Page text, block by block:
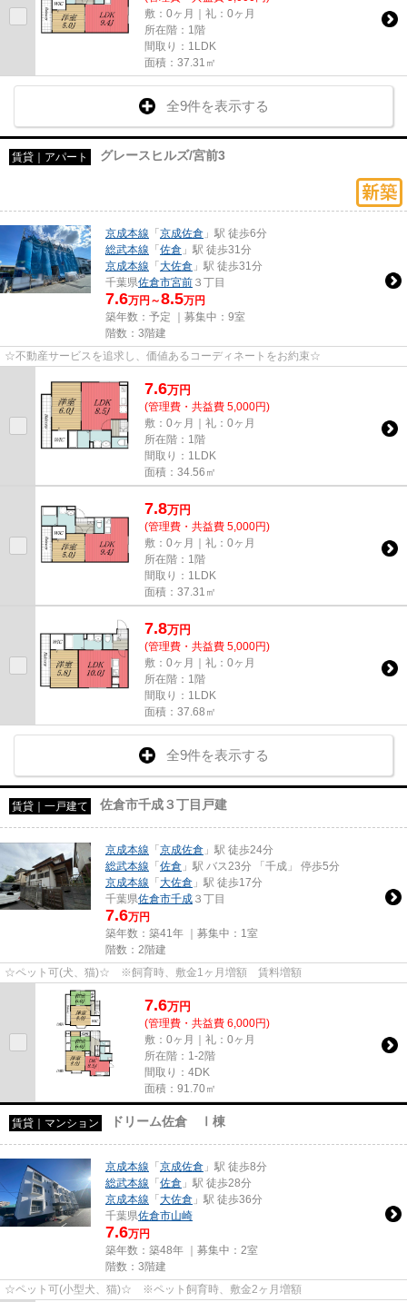
敷：0ヶ月｜礼：0ヶ月
所在階：1階
間取り：1LDK
面積：37.31㎡
全9件を表示する
賃貸｜アパート グレースヒルズ/宮前3
京成本線 「京成佐倉 」駅 徒歩6分
総武本線 「佐倉 」駅 徒歩31分
京成本線 「大佐倉 」駅 徒歩31分
千葉県佐倉市宮前 ３丁目
7.6万円～8.5万円
築年数：予定 ｜募集中： 9室
階数：3階建
☆不動産サービスを追求し、価値あるコーディネートをお約束☆
7.6万円
(管理費・共益費 5,000円)
敷：0ヶ月｜礼：0ヶ月
所在階：1階
間取り：1LDK
面積：34.56㎡
7.8万円
(管理費・共益費 5,000円)
敷：0ヶ月｜礼：0ヶ月
所在階：1階
間取り：1LDK
面積：37.31㎡
7.8万円
(管理費・共益費 5,000円)
敷：0ヶ月｜礼：0ヶ月
所在階：1階
間取り：1LDK
面積：37.68㎡
全9件を表示する
賃貸｜一戸建て 佐倉市千成３丁目戸建
京成本線 「京成佐倉 」駅 徒歩24分
総武本線 「佐倉 」駅 バス23分 「千成」 停歩5分
京成本線 「大佐倉 」駅 徒歩17分
千葉県佐倉市千成 ３丁目
7.6万円
築年数：築41年 ｜募集中： 1室
階数：2階建
☆ペット可(犬、猫)☆ ※飼育時、敷金1ヶ月増額 賃料増額
7.6万円
(管理費・共益費 6,000円)
敷：0ヶ月｜礼：0ヶ月
所在階：1-2階
間取り：4DK
面積：91.70㎡
賃貸｜マンション ドリーム佐倉 Ⅰ棟
京成本線 「京成佐倉 」駅 徒歩8分
総武本線 「佐倉 」駅 徒歩28分
京成本線 「大佐倉 」駅 徒歩36分
千葉県佐倉市山崎
7.6万円
築年数：築48年 ｜募集中： 2室
階数：3階建
☆ペット可(小型犬、猫)☆ ※ペット飼育時、敷金2ヶ月増額